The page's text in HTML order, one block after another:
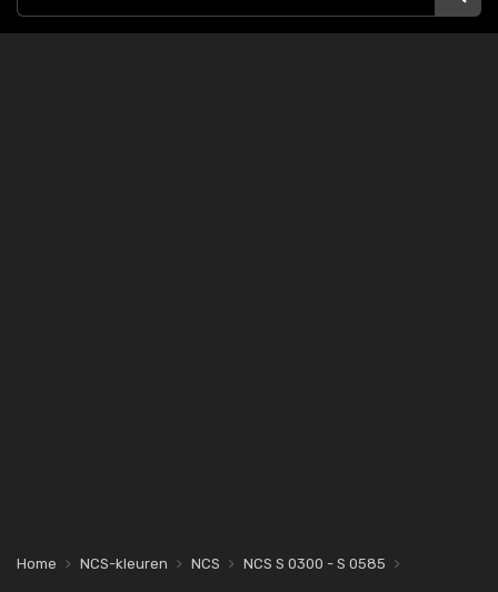
Home NCS-kleuren NCS
NCS S 0300 - S 0585